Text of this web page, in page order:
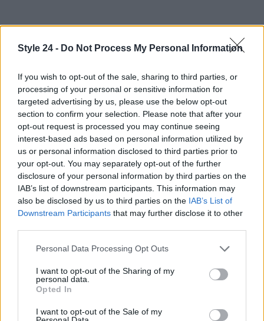
Style 24 - Do Not Process My Personal Information
If you wish to opt-out of the sale, sharing to third parties, or
processing of your personal or sensitive information for
targeted advertising by us, please use the below opt-out
section to confirm your selection. Please note that after your
opt-out request is processed you may continue seeing
interest-based ads based on personal information utilized by
us or personal information disclosed to third parties prior to
your opt-out. You may separately opt-out of the further
disclosure of your personal information by third parties on the
IAB’s list of downstream participants. This information may
also be disclosed by us to third parties on the IAB’s List of
Downstream Participants that may further disclose it to other
Please note that this website/app uses one or more Google
not limited to your visit or usage behaviour. You may click to
grant or deny consent to Google and its third-party tags to
use your data for below specified purposes in below Google
consent section.
Personal Data Processing Opt Outs
I want to opt-out of the Sharing of my
personal data.
Opted In
I want to opt-out of the Sale of my
approccio bilanciato tra tutela e educazione: non si
tratta soltanto di vietare, ma di costruire
responsabilità condivise e strumenti per affrontare
bullismo e il cyberbullismo
. La proposta è nata
dal mio doppio ruolo di madre e avvocato e viene
presentata anche con l’intento di aprire un dialogo
costruttivo tra istituzioni scolastiche, famiglie e
comunità. Se ben calibrati e applicati, questi patti
possono trasformare la tecnologia da fonte di
rischio a strumento di crescita per gli studenti.
AUTORE
Luca Bellini
Luca Bellini proviene dalle cucine torinesi: